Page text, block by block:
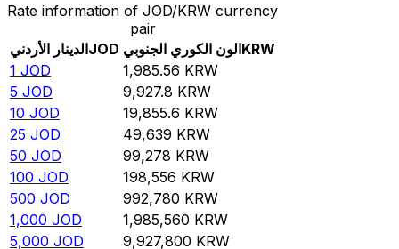
Rate information of JOD/KRW currency
pair
الدينار الأردنيJOD الون الكوري الجنوبيKRW
1 JOD 1,985.56 KRW
5 JOD 9,927.8 KRW
10 JOD 19,855.6 KRW
25 JOD 49,639 KRW
50 JOD 99,278 KRW
100 JOD 198,556 KRW
500 JOD 992,780 KRW
1,000 JOD 1,985,560 KRW
5,000 JOD 9,927,800 KRW